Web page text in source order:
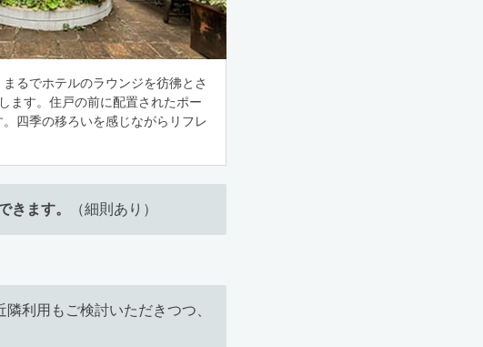
るでホテルのラウンジを彷彿とさ
ます。住戸の前に配置されたポー
四季の移ろいを感じながらリフレ
きます。 （細則あり）
利用もご検討いただきつつ、